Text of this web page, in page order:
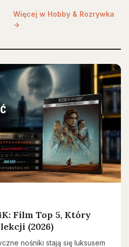
Więcej w Hobby & Rozrywka
→
Film Top 5, Który
(2026)
nośniki stają się luksusem